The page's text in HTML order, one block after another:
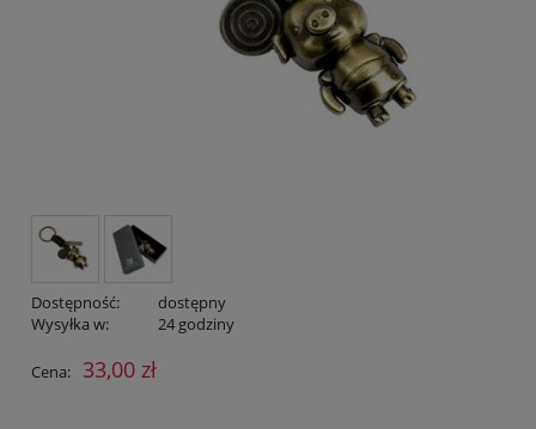
Dostępność:
dostępny
Wysyłka w:
24 godziny
Cena: 33,00 zł